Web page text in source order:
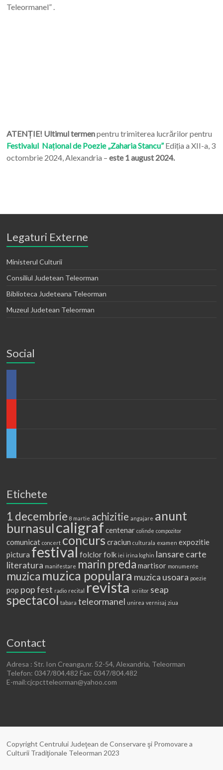
Teleormanel” .
ATENȚIE! Ultimul termenpentru trimiterea lucrărilor pentru
Festivalul Național de Poezie „Zaharia Stancu”Ediția a XII-a, 3
octombrie 2024, Alexandria – este 1 august 2024.
Legaturi Externe
Ministerul Culturii
Consiliul Judetean Teleorman
Biblioteca Judeteana Teleorman
Muzeul Judetean Teleorman
Social
Etichete
1 decembrie 8 martie achizitie angajare anunt
burnasulcaligraf centenar colinde compozitor
comunicat concert concurs craciun culturala examen expozitie
pictura festival folclorfolk iei irina loghin lansare carte
literatura manifestare marin preda martisor monumente
muzica muzica populara muzica usoara poezie
pop pop fest radio recital revista scriitor seap
spectacol tabara teleormanel unirea vernisaj ziua
Contact
Adresa : Str. Ion Creanga,nr. 52-54, Alexandria, Teleorman
Telefon: 0347/804.482 Fax: 0347/804.482
E-mail:cjcpctteleorman@yahoo.com
Copyright Centrului Judeţean de Conservare şi Promovare a
Culturii Tradiţionale Teleorman 2023